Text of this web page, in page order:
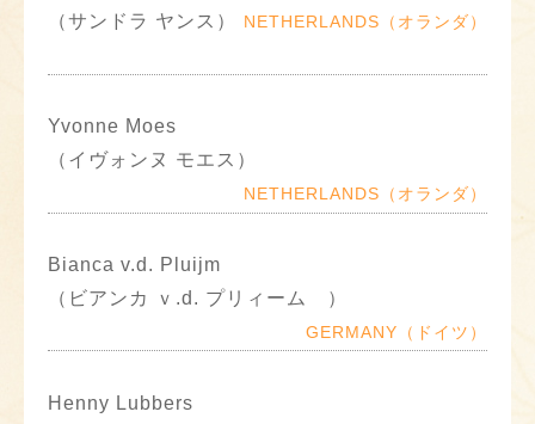
（サンドラ ヤンス）
NETHERLANDS（オランダ）
Yvonne Moes
（イヴォンヌ モエス）
NETHERLANDS（オランダ）
Bianca v.d. Pluijm
（ビアンカ ｖ.d. プリィーム ）
GERMANY（ドイツ）
Henny Lubbers